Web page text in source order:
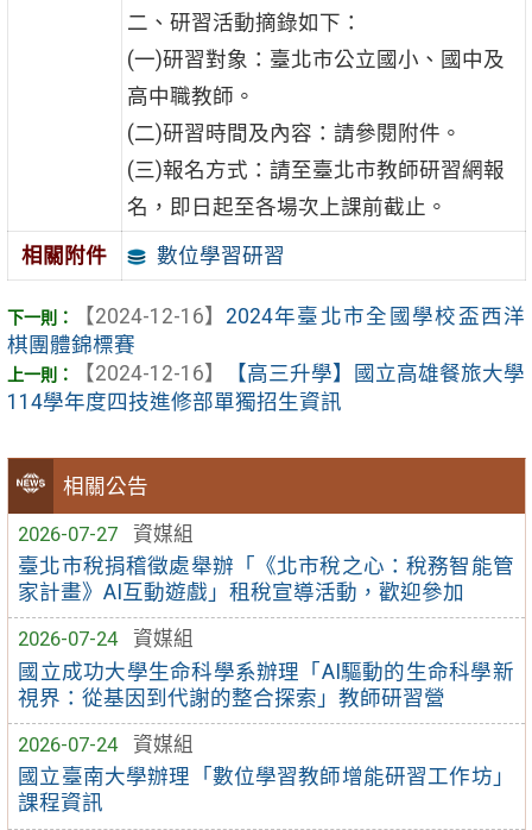
相關公告
2026-07-27
資媒組
臺北市稅捐稽徵處舉辦「《北市稅之心：稅務智能管
家計畫》AI互動遊戲」租稅宣導活動，歡迎參加
2026-07-24
資媒組
國立成功大學生命科學系辦理「AI驅動的生命科學新
視界：從基因到代謝的整合探索」教師研習營
2026-07-24
資媒組
國立臺南大學辦理「數位學習教師增能研習工作坊」
課程資訊
二、研習活動摘錄如下：
(一)研習對象：臺北市公立國小、國中及
高中職教師。
(二)研習時間及內容：請參閱附件。
(三)報名方式：請至臺北市教師研習網報
名，即日起至各場次上課前截止。
相關附件 數位學習研習
【2024-12-16】 2024年臺北市全國學校盃西洋
棋團體錦標賽
【2024-12-16】
【高三升學】國立高雄餐旅大學
114學年度四技進修部單獨招生資訊